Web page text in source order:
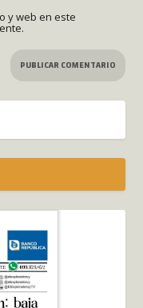
y web en este